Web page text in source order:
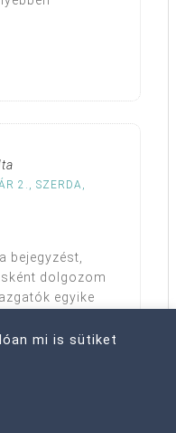
2., SZERDA,
bejegyzést,
dolgozom
egyike
az elmúlt
volt:
raktáron)
mi is sütiket